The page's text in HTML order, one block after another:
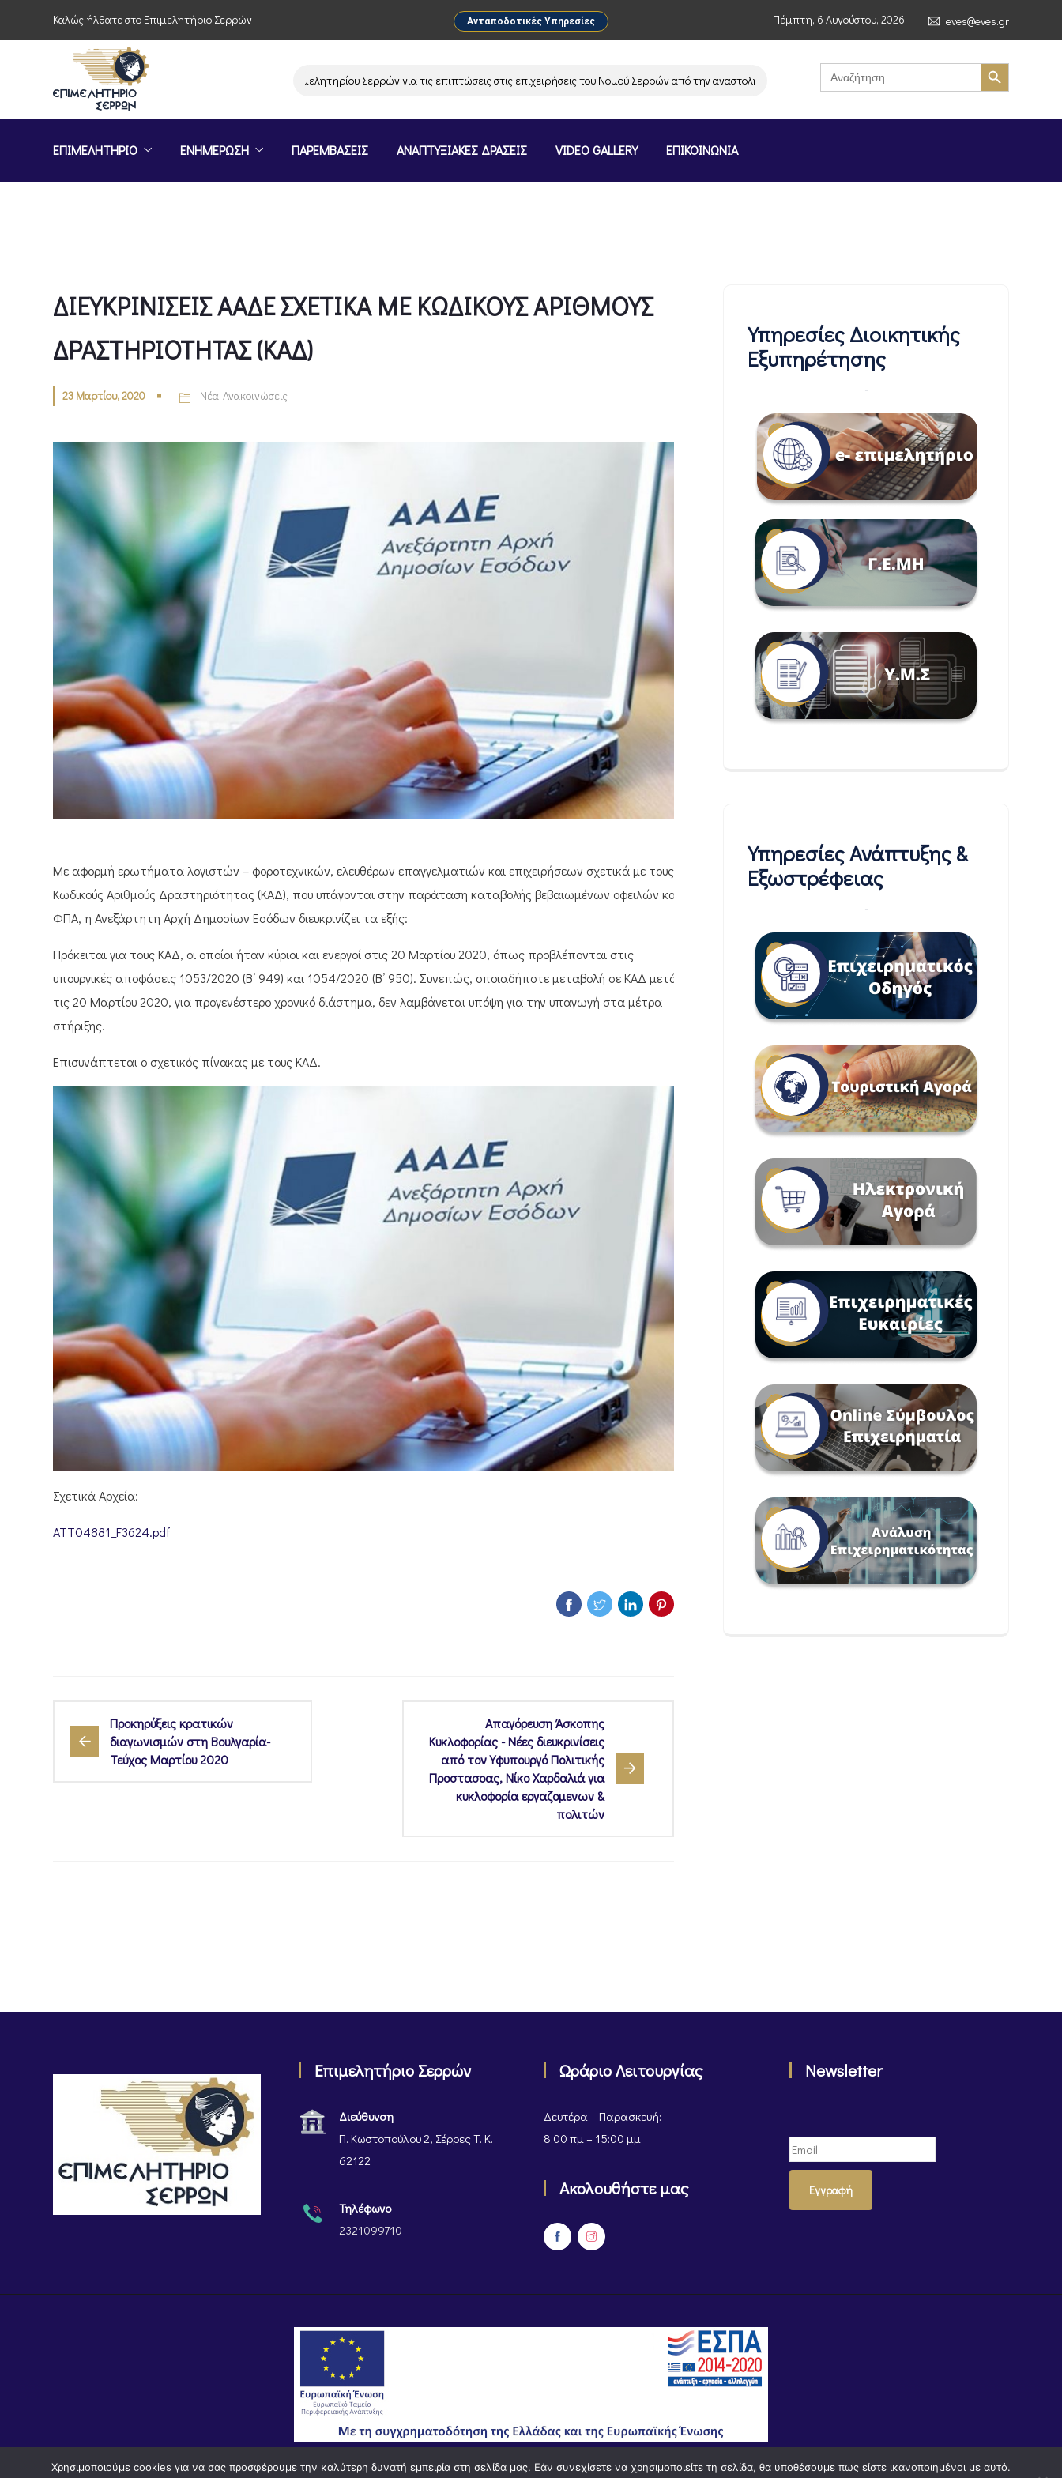
Καλώς ήλθατε στο Επιμελητήριο Σερρών Ανταποδοτικές Υπηρεσίες Πέμπτη, 6 Αυγούστου, 2026 eves@eves.gr
Παρέμβαση του Επιμελητηρίου Σερρών για τις επιπτώσεις στις επιχειρήσεις του Νομού Σερρών από την αναστολή λειτουργίας της αλυσίδας σούπερ μάρκετ MERE στην Ελλάδα –
Search
for:
Search Button
ΕΠΙΜΕΛΗΤΗΡΙΟ ΕΝΗΜΕΡΩΣΗ ΠΑΡΕΜΒΑΣΕΙΣ ΑΝΑΠΤΥΞΙΑΚΕΣ ΔΡΑΣΕΙΣ VIDEO GALLERY ΕΠΙΚΟΙΝΩΝΙΑ
ΔΙΕΥΚΡΙΝΙΣΕΙΣ ΑΑΔΕ ΣΧΕΤΙΚΑ ΜΕ ΚΩΔΙΚΟΥΣ ΑΡΙΘΜΟΥΣ
ΔΡΑΣΤΗΡΙΟΤΗΤΑΣ (ΚΑΔ)
23 Μαρτίου, 2020 Νέα-Ανακοινώσεις
Με αφορμή ερωτήματα λογιστών – φοροτεχνικών, ελευθέρων επαγγελματιών και επιχειρήσεων σχετικά με τους
Κωδικούς Αριθμούς Δραστηριότητας (ΚΑΔ), που υπάγονται στην παράταση καταβολής βεβαιωμένων οφειλών και
ΦΠΑ, η Ανεξάρτητη Αρχή Δημοσίων Εσόδων διευκρινίζει τα εξής:
Πρόκειται για τους ΚΑΔ, οι οποίοι ήταν κύριοι και ενεργοί στις 20 Μαρτίου 2020, όπως προβλέπονται στις
υπουργικές αποφάσεις 1053/2020 (Β’ 949) και 1054/2020 (Β’ 950). Συνεπώς, οποιαδήποτε μεταβολή σε ΚΑΔ μετά
τις 20 Μαρτίου 2020, για προγενέστερο χρονικό διάστημα, δεν λαμβάνεται υπόψη για την υπαγωγή στα μέτρα
στήριξης.
Επισυνάπτεται ο σχετικός πίνακας με τους ΚΑΔ.
Σχετικά Αρχεία:
ATT04881_F3624.pdf
Προκηρύξεις κρατικών
διαγωνισμών στη Βουλγαρία-
Τεύχος Μαρτίου 2020
Απαγόρευση Άσκοπης
Κυκλοφορίας - Νέες διευκρινίσεις
από τον Υφυπουργό Πολιτικής
Προστασοας, Νίκο Χαρδαλιά για
κυκλοφορία εργαζομενων &
πολιτών
Υπηρεσίες Διοικητικής
Εξυπηρέτησης
-
Υπηρεσίες Ανάπτυξης &
Εξωστρέφειας
-
Επιμελητήριο Σερρών
Διεύθυνση
Π. Κωστοπούλου 2, Σέρρες Τ. Κ.
62122
Τηλέφωνο
2321099710
Ωράριο Λειτουργίας
Δευτέρα – Παρασκευή:
8:00 πμ – 15:00 μμ
Ακολουθήστε μας
Newsletter
Εγγραφή
Χρησιμοποιούμε cookies για να σας προσφέρουμε την καλύτερη δυνατή εμπειρία στη σελίδα μας. Εάν συνεχίσετε να χρησιμοποιείτε τη σελίδα, θα υποθέσουμε πως είστε ικανοποιημένοι με αυτό.